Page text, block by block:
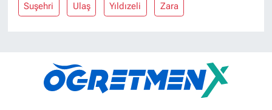
Suşehri Ulaş Yıldızeli Zara